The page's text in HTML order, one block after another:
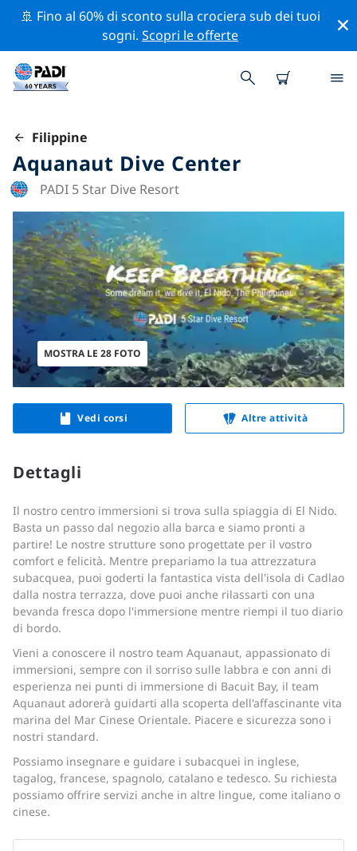
🚢 Fino al 60% di sconto sulla crociera sub dei tuoi
sogni.Scopri le offerte
Filippine
Aquanaut Dive Center
PADI 5 Star Dive Resort
MOSTRA LE 28 FOTO
Vedi corsi Altre attività
Dettagli
Il nostro centro immersioni si trova sulla spiaggia di El Nido.
Basta un passo dal negozio alla barca e siamo pronti a
partire! Le nostre strutture sono progettate per il vostro
comfort e felicità. Mentre prepariamo la tua attrezzatura
subacquea, puoi goderti la fantastica vista dell'isola di Cadlao
dalla nostra terrazza, dove puoi anche rilassarti con una
bevanda fresca dopo l'immersione mentre riempi il tuo diario
di bordo.
Vieni a conoscere il nostro team Aquanaut, appassionato di
immersioni, sempre con il sorriso sulle labbra e con anni di
esperienza nei punti di immersione di Bacuit Bay, il team
Aquanaut adorerà guidarti alla scoperta dell'affascinante vita
marina del Mar Cinese Orientale. Piacere e sicurezza sono i
nostri standard.
Possiamo insegnare e guidare i subacquei in inglese,
tagalog, francese, spagnolo, catalano e tedesco. Su richiesta
possiamo offrire servizi anche in altre lingue, come italiano o
cinese.